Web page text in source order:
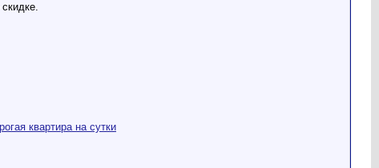
квартира на сутки